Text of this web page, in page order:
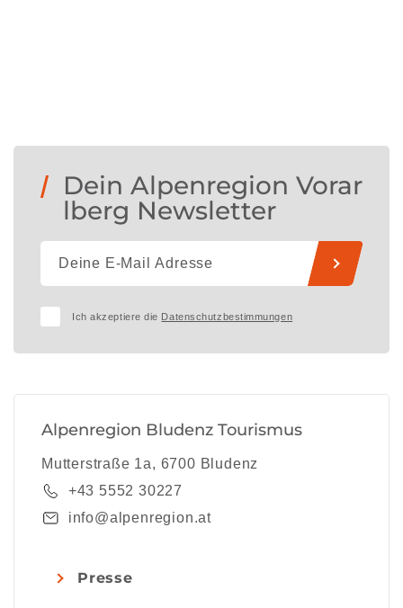
Dein Alpenregion Vorar
lberg Newsletter
Ich akzeptiere die Datenschutzbestimmungen
Alpenregion Bludenz Tourismus
Mutterstraße 1a, 6700 Bludenz
+43 5552 30227
info@alpenregion.at
Presse